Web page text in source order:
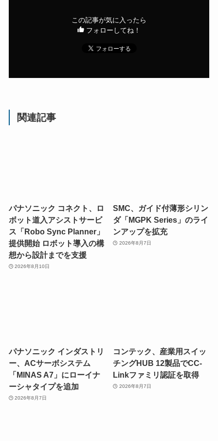
この記事が気に入ったら
フォローしてね！
関連記事
パナソニック コネクト、ロ
ボット道入アシストサービ
ス「Robo Sync Planner」
提供開始 ロボット導入の構
想から設計までを支援
2026年8月10日
SMC、ガイド付薄形シリン
ダ「MGPK Series」のライ
ンアップを拡充
2026年8月7日
パナソニック インダストリ
ー、ACサーボシステム
「MINAS A7」にローイナ
ーシャタイプを追加
2026年8月7日
コンテック、産業用スイッ
チングHUB 12製品でCC-
Linkファミリ認証を取得
2026年8月7日